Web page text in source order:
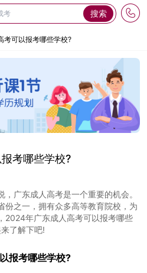
搜索
考可以报考哪些学校?
考哪些学校?
广东成人高考是一个重要的机会。
份之一，拥有众多高等教育院校，为
2024年广东成人高考可以报考哪些
了解下吧!
报考哪些学校?